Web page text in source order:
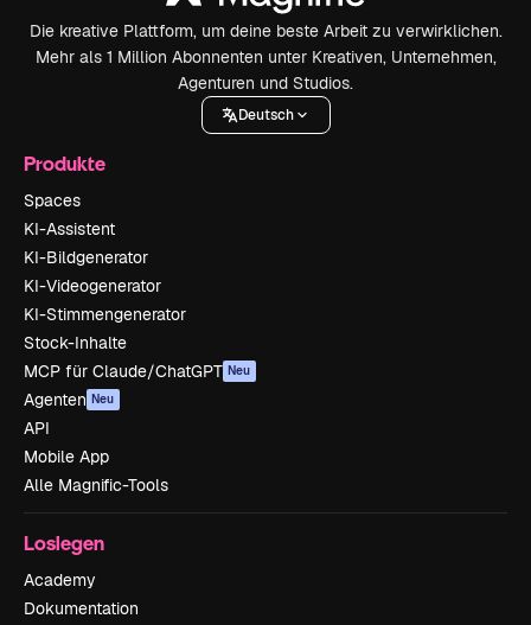
Die kreative Plattform, um deine beste Arbeit zu verwirklichen.
Mehr als 1 Million Abonnenten unter Kreativen, Unternehmen,
Agenturen und Studios.
Deutsch
Produkte
Spaces
KI-Assistent
KI-Bildgenerator
KI-Videogenerator
KI-Stimmengenerator
Stock-Inhalte
MCP für Claude/ChatGPT Neu
Agenten Neu
API
Mobile App
Alle Magnific-Tools
Loslegen
Academy
Dokumentation